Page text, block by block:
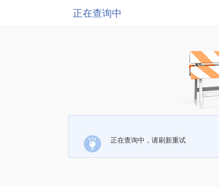
正在查询中
正在查询中，请刷新重试